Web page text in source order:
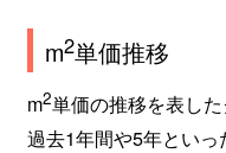
m2単価推移
m2単価の推移を表した
過去1年間や5年といっ